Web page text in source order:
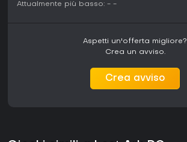
Attualmente più basso: - -
Aspetti un'offerta migliore?
Crea un avviso.
Crea avviso